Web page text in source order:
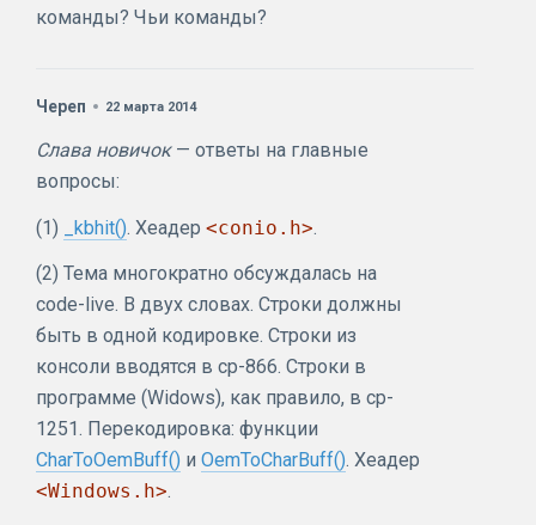
команды? Чьи команды?
Череп 22 марта 2014
Слава новичок— ответы на главные
вопросы:
(1) _kbhit(). Хеадер <conio.h>.
(2) Тема многократно обсуждалась на
code-live. В двух словах. Строки должны
быть в одной кодировке. Строки из
консоли вводятся в cp-866. Строки в
программе (Widows), как правило, в cp-
1251. Перекодировка: функции
CharToOemBuff() и OemToCharBuff(). Хеадер
<Windows.h>.